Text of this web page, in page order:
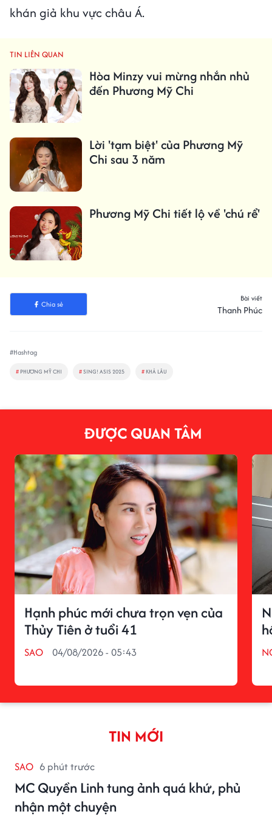
khán giả khu vực châu Á.
TIN LIÊN QUAN
Hòa Minzy vui mừng nhắn nhủ
đến Phương Mỹ Chi
Lời 'tạm biệt' của Phương Mỹ
Chi sau 3 năm
Phương Mỹ Chi tiết lộ về 'chú rể'
Chia sẻ
Bài viết
Thanh Phúc
#Hashtag
# PHƯƠNG MỸ CHI #SING! ASIS 2025 # KHẢ LÂU
ĐƯỢC QUAN TÂM
Hạnh phúc mới chưa trọn vẹn của
Thủy Tiên ở tuổi 41
SAO 04/08/2026 - 05:43
TIN MỚI
SAO 6 phút trước
MC Quyền Linh tung ảnh quá khứ, phủ
nhận một chuyện